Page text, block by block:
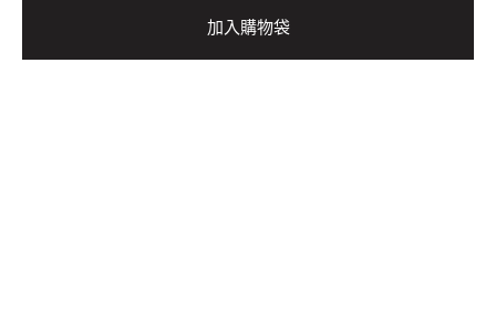
加入購物袋